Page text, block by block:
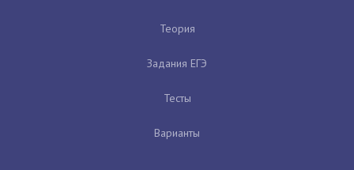
Теория
Задания ЕГЭ
Тесты
Варианты